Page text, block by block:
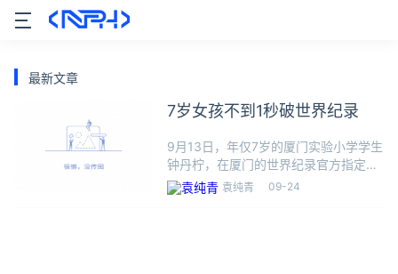
最新文章
7岁女孩不到1秒破世界纪录
9月13日，年仅7岁的厦门实验小学学生
钟丹柠，在厦门的世界纪录官方指定挑
战地点，现场挑战“最快时间解‘4×5华容
道’诸葛羽扇布局”WRCA世界纪录，第
袁纯青 09-24